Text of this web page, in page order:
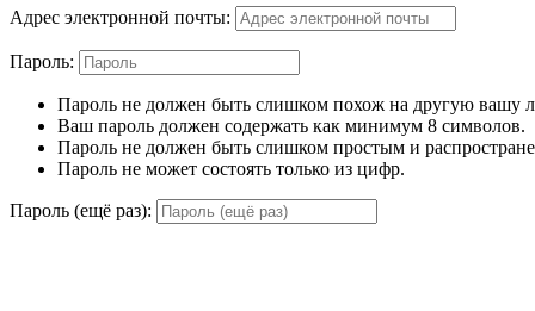
Адрес электронной почты:
Пароль:
Пароль не должен быть слишком похож на другую
Ваш пароль должен содержать как минимум 8 символов.
Пароль не должен быть слишком простым и
Пароль не может состоять только из цифр.
Пароль (ещё раз):